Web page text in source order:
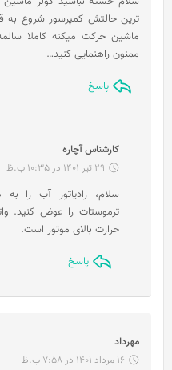
ترین حالتش کمپرسور شروع
ماشین حرکت میکنه کاملا
ممنون راهنمایی کنید…
پاسخ
کارشناس آچاره
ف
:
29 تیر 1401 در 10:35 ب.ظ
سلام، رادیاتور آب را
ترموستات را عوض کنید.
حرارت بالای موتور است.
پاسخ
مهرداد
ف 16 مرداد 1401 در 7:58 ب.ظ